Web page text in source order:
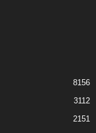
8156
3112
2151